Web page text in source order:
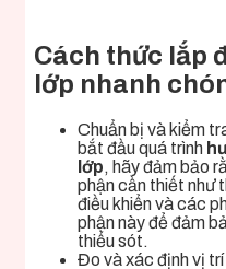
Cách thức lắp
lớp nhanh
Chuẩn bị và kiểm
bắt đầu quá trình
lớp, hãy đảm bảo
phận cần thiết như
điều khiển và các
phận này để đảm
thiếu sót.
Đo và xác định vị